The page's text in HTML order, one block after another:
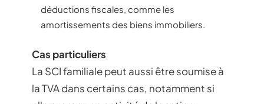
déductions fiscales, comme les
amortissements des biens immobiliers.
Cas particuliers
La SCI familiale peut aussi être soumise à
la TVA dans certains cas, notamment si